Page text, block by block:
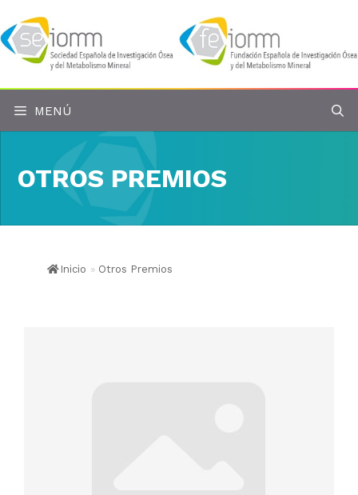
al
contenido
MENÚ
OTROS PREMIOS
Inicio » Otros Premios